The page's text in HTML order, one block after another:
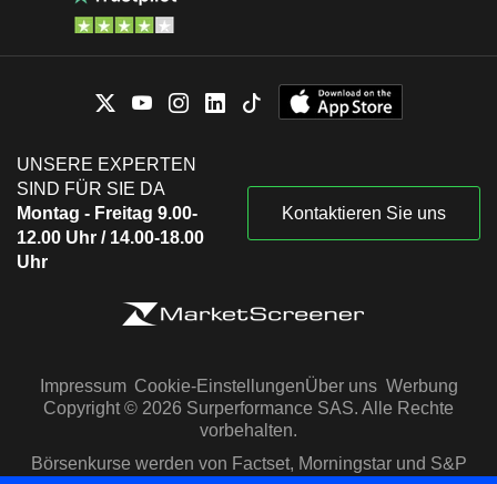
UNSERE EXPERTEN
SIND FÜR SIE DA
Montag - Freitag 9.00-
12.00 Uhr / 14.00-18.00
Uhr
Kontaktieren Sie uns
Impressum Cookie-EinstellungenÜber uns Werbung
Copyright © 2026 Surperformance SAS. Alle Rechte
vorbehalten.
Börsenkurse werden von Factset, Morningstar und S&P